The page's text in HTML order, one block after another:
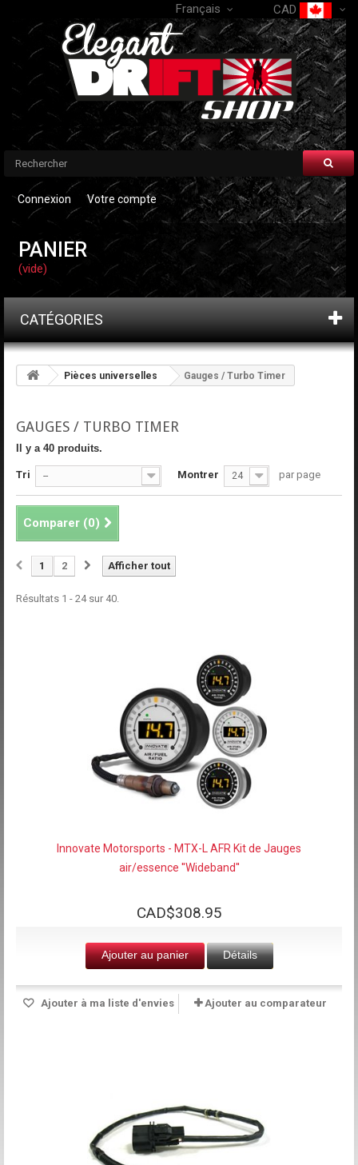
CAD
Français
Connexion Votre compte
PANIER
(vide)
CATÉGORIES
Pièces universelles Gauges / Turbo Timer
GAUGES / TURBO TIMER
Il y a 40 produits.
Tri -- Montrer 24 par page
Comparer (0)
Afficher tout
1 2
Résultats 1 - 24 sur 40.
Innovate Motorsports - MTX-L AFR Kit de Jauges
air/essence ''Wideband''
CAD$308.95
Ajouter au panier Détails
Ajouter à ma liste d'envies Ajouter au comparateur